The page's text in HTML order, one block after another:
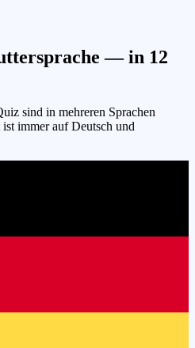
— in 12
sind in mehreren Sprachen
immer auf Deutsch und